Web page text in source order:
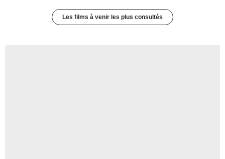
Les films à venir les plus consultés